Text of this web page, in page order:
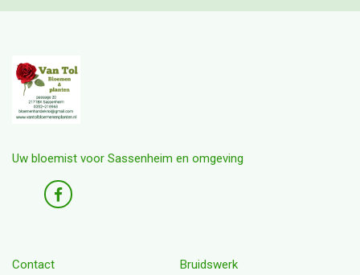
Uw bloemist voor Sassenheim en omgeving
Contact Bruidswerk